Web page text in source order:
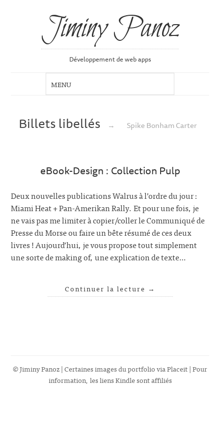
Jiminy Panoz
Développement de web apps
Billets libellés → Spike Bonham Carter
eBook-Design : Collection Pulp
Deux nouvelles publications Walrus à l’ordre du jour :
Miami Heat + Pan-Amerikan Rally. Et pour une fois, je
ne vais pas me limiter à copier/coller le Communiqué de
Presse du Morse ou faire un bête résumé de ces deux
livres ! Aujourd’hui, je vous propose tout simplement
une sorte de making of, une explication de texte…
Continuer la lecture →
© Jiminy Panoz | Certaines images du portfolio viaPlaceit| Pour
information, les liens Kindle sont affiliés